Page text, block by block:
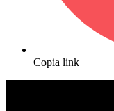
Copia link